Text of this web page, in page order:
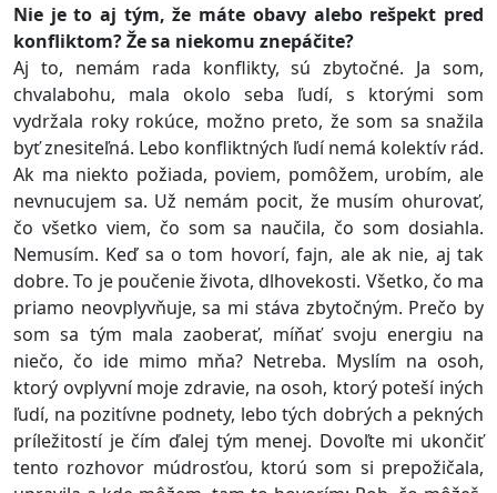
Nie je to aj tým, že máte obavy alebo rešpekt pred
konfliktom? Že sa niekomu znepáčite?
Aj to, nemám rada konflikty, sú zbytočné. Ja som,
chvalabohu, mala okolo seba ľudí, s ktorými som
vydržala roky rokúce, možno preto, že som sa snažila
byť znesiteľná. Lebo konfliktných ľudí nemá kolektív rád.
Ak ma niekto požiada, poviem, pomôžem, urobím, ale
nevnucujem sa. Už nemám pocit, že musím ohurovať,
čo všetko viem, čo som sa naučila, čo som dosiahla.
Nemusím. Keď sa o tom hovorí, fajn, ale ak nie, aj tak
dobre. To je poučenie života, dlhovekosti. Všetko, čo ma
priamo neovplyvňuje, sa mi stáva zbytočným. Prečo by
som sa tým mala zaoberať, míňať svoju energiu na
niečo, čo ide mimo mňa? Netreba. Myslím na osoh,
ktorý ovplyvní moje zdravie, na osoh, ktorý poteší iných
ľudí, na pozitívne podnety, lebo tých dobrých a pekných
príležitostí je čím ďalej tým menej. Dovoľte mi ukončiť
tento rozhovor múdrosťou, ktorú som si prepožičala,